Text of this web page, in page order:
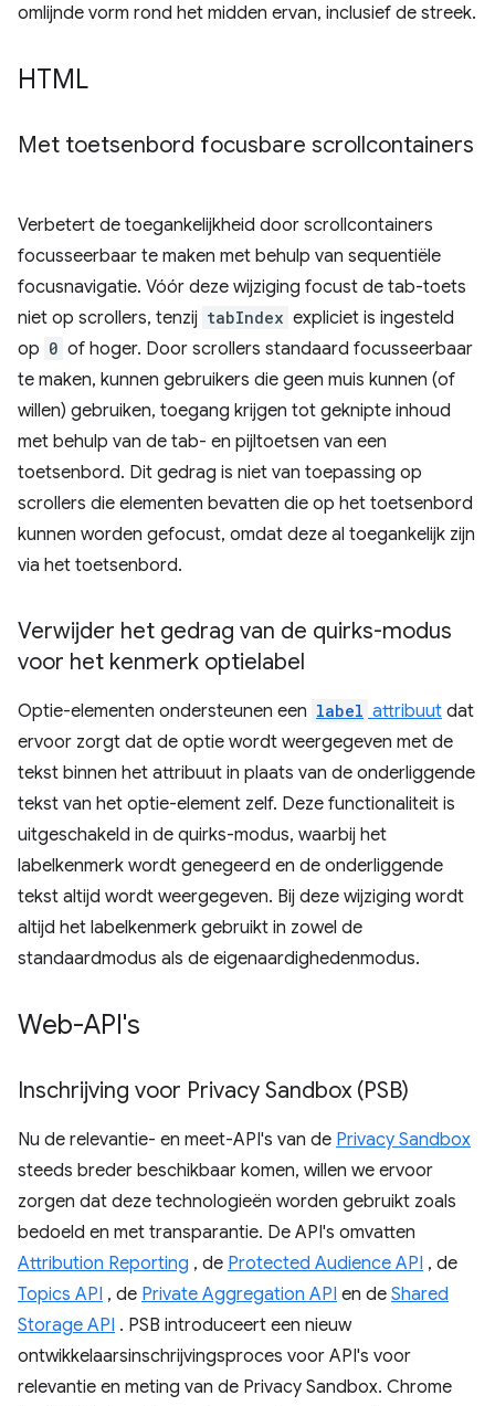
omlijnde vorm rond het midden ervan, inclusief de streek.
HTML
Met toetsenbord focusbare scrollcontainers
Verbetert de toegankelijkheid door scrollcontainers
focusseerbaar te maken met behulp van sequentiële
focusnavigatie. Vóór deze wijziging focust de tab-toets
niet op scrollers, tenzij tabIndex expliciet is ingesteld
op 0 of hoger. Door scrollers standaard focusseerbaar
te maken, kunnen gebruikers die geen muis kunnen (of
willen) gebruiken, toegang krijgen tot geknipte inhoud
met behulp van de tab- en pijltoetsen van een
toetsenbord. Dit gedrag is niet van toepassing op
scrollers die elementen bevatten die op het toetsenbord
kunnen worden gefocust, omdat deze al toegankelijk zijn
via het toetsenbord.
Verwijder het gedrag van de quirks-modus
voor het kenmerk optielabel
Optie-elementen ondersteunen een label attribuut dat
ervoor zorgt dat de optie wordt weergegeven met de
tekst binnen het attribuut in plaats van de onderliggende
tekst van het optie-element zelf. Deze functionaliteit is
uitgeschakeld in de quirks-modus, waarbij het
labelkenmerk wordt genegeerd en de onderliggende
tekst altijd wordt weergegeven. Bij deze wijziging wordt
altijd het labelkenmerk gebruikt in zowel de
standaardmodus als de eigenaardighedenmodus.
Web-API's
Inschrijving voor Privacy Sandbox (PSB)
Nu de relevantie- en meet-API's van de Privacy Sandbox
steeds breder beschikbaar komen, willen we ervoor
zorgen dat deze technologieën worden gebruikt zoals
bedoeld en met transparantie. De API's omvatten
Attribution Reporting , de Protected Audience API , de
Topics API , de Private Aggregation API en de Shared
Storage API . PSB introduceert een nieuw
ontwikkelaarsinschrijvingsproces voor API's voor
relevantie en meting van de Privacy Sandbox. Chrome